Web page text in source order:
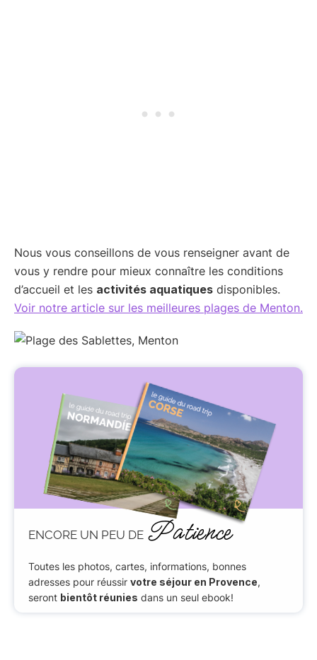
Nous vous conseillons de vous renseigner avant de
vous y rendre pour mieux connaître les conditions
d’accueil et les activités aquatiques disponibles.
Voir notre article sur les meilleures plages de Menton.
ENCORE UN PEU DE Patience
Toutes les photos, cartes, informations, bonnes
adresses pour réussir votre séjour en Provence,
seront bientôt réunies dans un seul ebook!